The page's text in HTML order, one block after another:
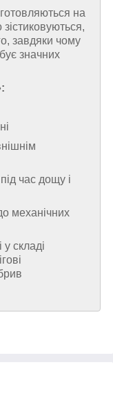
на
завдяки чому
значних
час дощу і
механічних
складі